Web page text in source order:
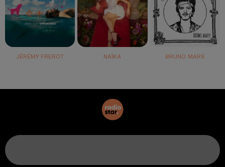
JÉRÉMY FREROT NAÏKA BRUNO MARS